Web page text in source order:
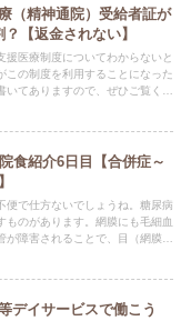
（精神通院）受給者証が
【返金されない】
援医療制度についてわからないと
この制度を利用することになった
てありますので、ぜひご覧くだ
食紹介6日目【合併症～
便で仕方ないでしょうね。糖尿病
ものがあります。網膜にも毛細血
障害されることで、目（網膜）
デイサービスで働こう